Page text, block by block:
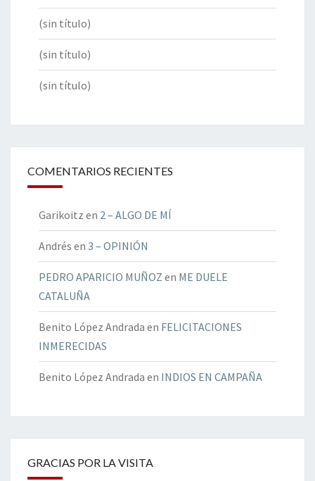
(sin título)
(sin título)
(sin título)
COMENTARIOS RECIENTES
Garikoitz en 2 – ALGO DE MÍ
Andrés en 3 – OPINIÓN
PEDRO APARICIO MUÑOZ en ME DUELE
CATALUÑA
Benito López Andrada en FELICITACIONES
INMERECIDAS
Benito López Andrada en INDIOS EN CAMPAÑA
GRACIAS POR LA VISITA